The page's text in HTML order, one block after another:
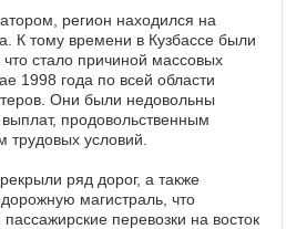
регион находился на
К тому времени в Кузбассе были
стало причиной массовых
1998 года по всей области
Они были недовольны
продовольственным
условий.
ряд дорог, а также
магистраль, что
перевозки на восток